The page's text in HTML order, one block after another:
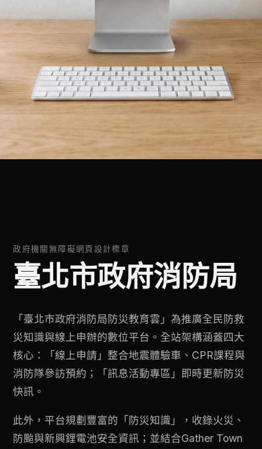
政府機關無障礙網頁設計標章
臺北市政府消防局
「臺北市政府消防局防災教育雲」為推廣全民防救
災知識與線上申辦的數位平台。全站架構涵蓋四大
核心：「線上申請」整合地震體驗車、CPR課程與
消防隊參訪預約；「訊息活動專區」即時更新防災
快訊。
此外，平台規劃豐富的「防災知識」，收錄火災、
防颱與新興鋰電池安全資訊；並結合Gather Town